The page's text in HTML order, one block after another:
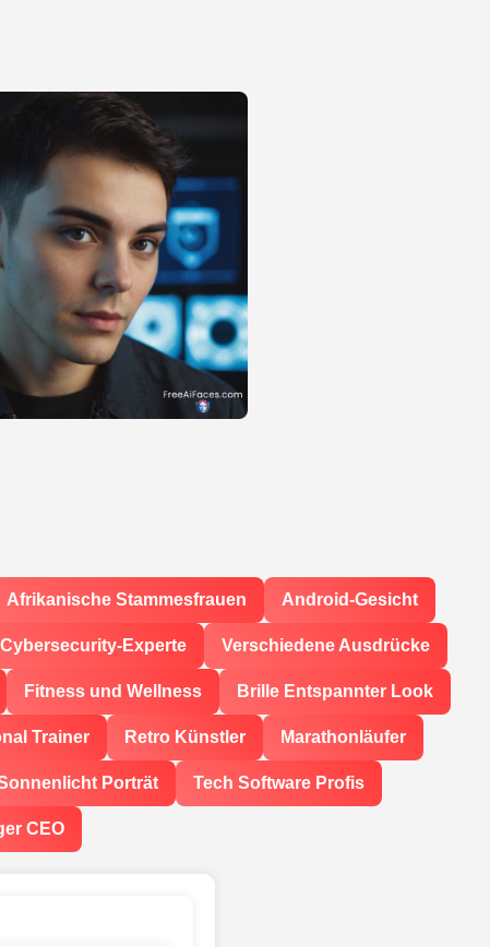
Afrikanische Stammesfrauen Android-Gesicht
Cybersecurity-Experte Verschiedene Ausdrücke
Fitness und Wellness Brille Entspannter Look
Trainer Retro Künstler Marathonläufer
Porträt Tech Software Profis
CEO